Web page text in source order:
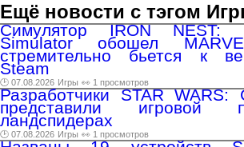
Ещё новости с тэгом
Симулятор IRON NEST:
Simulator обошел
стремительно бьется к
Steam
🕑 07.08.2026 Игры 👀 1 просмотров
Разработчики STAR WARS:
представили игровой
ландспидерах
🕑 07.08.2026 Игры 👀 1 просмотров